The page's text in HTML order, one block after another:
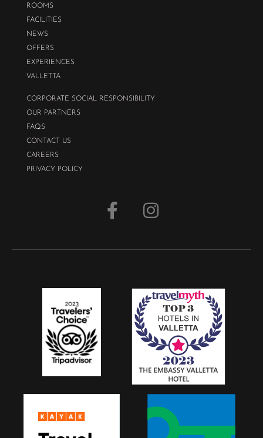
ROOMS
FACILITIES
NEWS
OFFERS
EXPERIENCES
VALLETTA
CORPORATE SOCIAL RESPONSIBILITY
OUR PARTNERS
FAQS
CONTACT US
CAREERS
PRIVACY POLICY